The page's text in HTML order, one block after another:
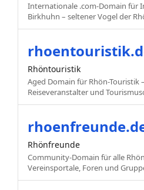
Internationale .com-Domain für
Birkhuhn – seltener Vogel der
Rhöntouristik
Aged Domain für Rhön-Touristik
Reiseveranstalter und
Rhönfreunde
Community-Domain für alle
Vereinsportale, Foren und